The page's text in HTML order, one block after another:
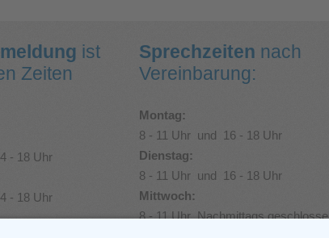
ist
Zeiten
- 18 Uhr
- 18 Uhr
Sprechzeiten nach
Vereinbarung:
Montag:
8 - 11 Uhr und 16 - 18 Uhr
Dienstag:
8 - 11 Uhr und 16 - 18 Uhr
Mittwoch:
8 - 11 Uhr Nachmittags